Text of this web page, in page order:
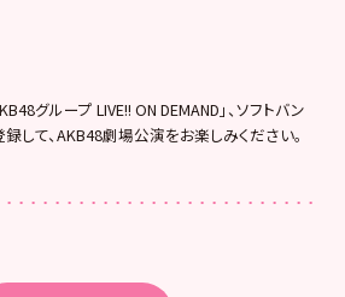
グループ LIVE!! ON DEMAND」、ソフトバン
録して、AKB48劇場公演をお楽しみください。